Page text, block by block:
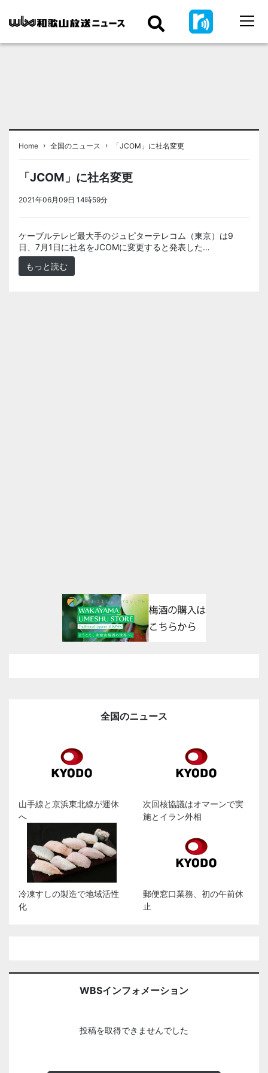
Home › 全国のニュース › 「JCOM」に社名変更
「JCOM」に社名変更
2021年06月09日 14時59分
ケーブルテレビ最大手のジュピターテレコム（東京）は9
日、7月1日に社名をJCOMに変更すると発表した…
もっと読む
全国のニュース
山手線と京浜東北線が運休
へ
次回核協議はオマーンで実
施とイラン外相
冷凍すしの製造で地域活性
化
郵便窓口業務、初の午前休
止
WBSインフォメーション
投稿を取得できませんでした